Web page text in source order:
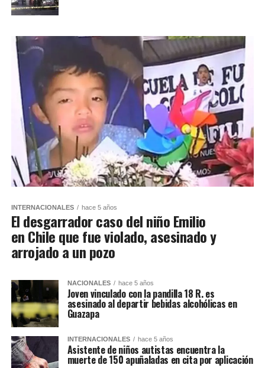
INTERNACIONALES hace 5 años
El desgarrador caso del niño Emilio
en Chile que fue violado, asesinado y
arrojado a un pozo
NACIONALES hace 5 años
Joven vinculado con la pandilla 18 R. es
asesinado al departir bebidas alcohólicas en
Guazapa
INTERNACIONALES hace 5 años
Asistente de niños autistas encuentra la
muerte de 150 apuñaladas en cita por aplicación